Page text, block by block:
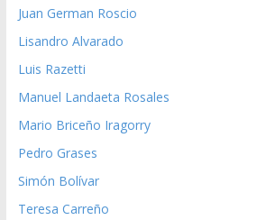
Juan German Roscio
Lisandro Alvarado
Luis Razetti
Manuel Landaeta Rosales
Mario Briceño Iragorry
Pedro Grases
Simón Bolívar
Teresa Carreño